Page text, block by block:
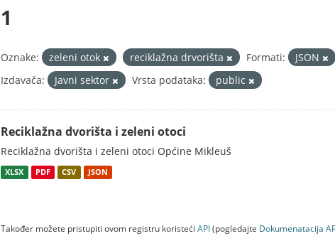
1
Oznake: zeleni otok reciklažna drvorišta Formati:
JSON
Izdavača:
Javni sektor Vrsta podataka: public
Reciklažna dvorišta i zeleni otoci
Reciklažna dvorišta i zeleni otoci Općine Mikleuš
XLSX PDF CSV JSON
Također možete pristupiti ovom registru koristeći API(pogledajte Dokumenаtаcijа